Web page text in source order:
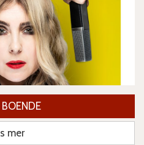
mer